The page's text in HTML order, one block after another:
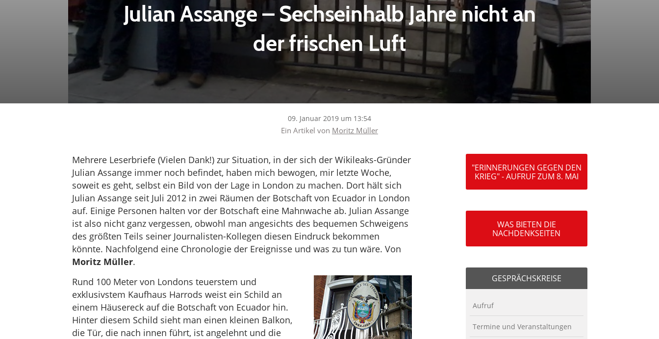
Julian Assange – Sechseinhalb Jahre nicht an
der frischen Luft
09. Januar 2019 um 13:54
Ein Artikel von Moritz Müller
Mehrere Leserbriefe (Vielen Dank!) zur Situation, in der sich der Wikileaks-Gründer
Julian Assange immer noch befindet, haben mich bewogen, mir letzte Woche,
soweit es geht, selbst ein Bild von der Lage in London zu machen. Dort hält sich
Julian Assange seit Juli 2012 in zwei Räumen der Botschaft von Ecuador in London
auf. Einige Personen halten vor der Botschaft eine Mahnwache ab. Julian Assange
ist also nicht ganz vergessen, obwohl man angesichts des bequemen Schweigens
des größten Teils seiner Journalisten-Kollegen diesen Eindruck bekommen
könnte. Nachfolgend eine Chronologie der Ereignisse und was zu tun wäre. Von
Moritz Müller.
Rund 100 Meter von Londons teuerstem und
exklusivstem Kaufhaus Harrods weist ein Schild an
einem Häusereck auf die Botschaft von Ecuador hin.
Hinter diesem Schild sieht man einen kleinen Balkon,
die Tür, die nach innen führt, ist angelehnt und die
"ERINNERUNGEN GEGEN DEN
KRIEG" - AUFRUF ZUM 8. MAI
WAS BIETEN DIE
NACHDENKSEITEN
GESPRÄCHSKREISE
Aufruf
Termine und Veranstaltungen